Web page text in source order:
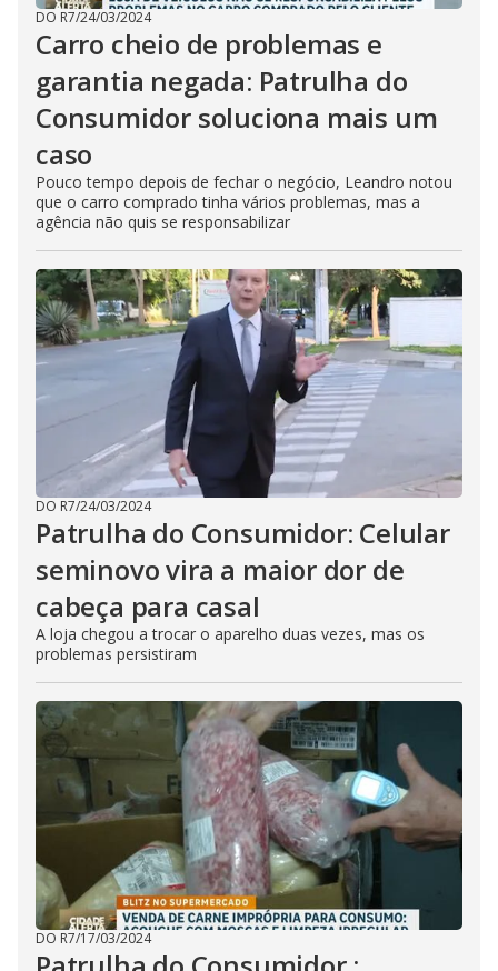
DO R7/24/03/2024
Carro cheio de problemas e
garantia negada: Patrulha do
Consumidor soluciona mais um
caso
Pouco tempo depois de fechar o negócio, Leandro notou
que o carro comprado tinha vários problemas, mas a
agência não quis se responsabilizar
DO R7/24/03/2024
Patrulha do Consumidor: Celular
seminovo vira a maior dor de
cabeça para casal
A loja chegou a trocar o aparelho duas vezes, mas os
problemas persistiram
DO R7/17/03/2024